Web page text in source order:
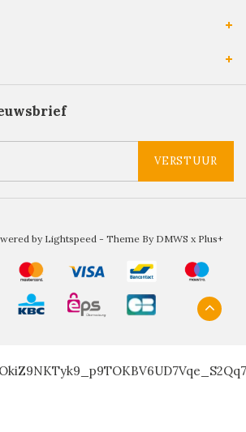
VERSTUUR
by Lightspeed - Theme By DMWS x Plus+